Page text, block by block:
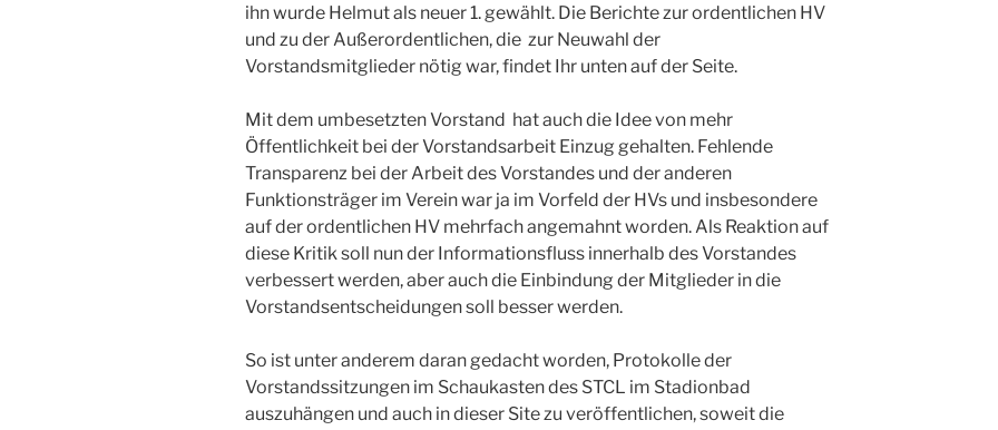
ihn wurde Helmut als neuer 1. gewählt. Die Berichte zur ordentlichen HV
und zu der Außerordentlichen, die zur Neuwahl der
Vorstandsmitglieder nötig war, findet Ihr unten auf der Seite.
Mit dem umbesetzten Vorstand hat auch die Idee von mehr
Öffentlichkeit bei der Vorstandsarbeit Einzug gehalten. Fehlende
Transparenz bei der Arbeit des Vorstandes und der anderen
Funktionsträger im Verein war ja im Vorfeld der HVs und insbesondere
auf der ordentlichen HV mehrfach angemahnt worden. Als Reaktion auf
diese Kritik soll nun der Informationsfluss innerhalb des Vorstandes
verbessert werden, aber auch die Einbindung der Mitglieder in die
Vorstandsentscheidungen soll besser werden.
So ist unter anderem daran gedacht worden, Protokolle der
Vorstandssitzungen im Schaukasten des STCL im Stadionbad
auszuhängen und auch in dieser Site zu veröffentlichen, soweit die